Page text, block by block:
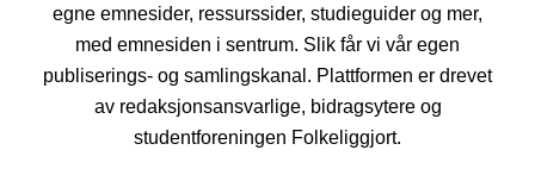
egne emnesider, ressurssider, studieguider og mer,
med emnesiden i sentrum. Slik får vi vår egen
publiserings- og samlingskanal. Plattformen er drevet
av redaksjonsansvarlige, bidragsytere og
studentforeningen Folkeliggjort.